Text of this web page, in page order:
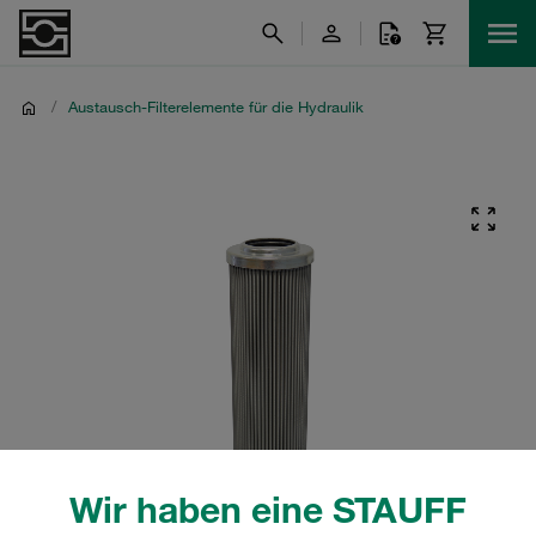
Wir haben eine STAUFF
/ Austausch-Filterelemente für die Hydraulik